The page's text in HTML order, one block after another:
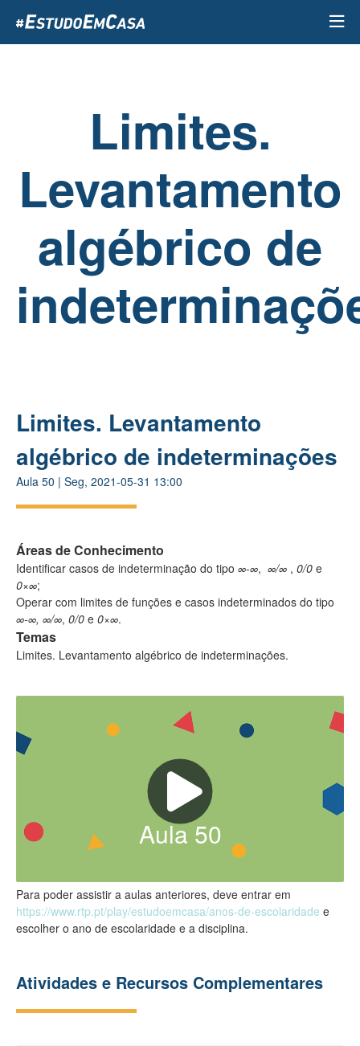
para
o
Limites.
Levantamento
algébrico de
Limites. Levantamento
algébrico de indeterminações
Aula 50 | Seg, 2021-05-31 13:00
Áreas de Conhecimento
Identificar casos de indeterminação do tipo ∞-∞, ∞/∞ , 0/0 e
0×∞;
Operar com limites de funções e casos indeterminados do tipo
∞-∞, ∞/∞, 0/0 e 0×∞.
Temas
Limites. Levantamento algébrico de indeterminações.
Aula50
Para poder assistir a aulas anteriores, deve entrar em
https://www.rtp.pt/play/estudoemcasa/anos-de-escolaridade e
escolher o ano de escolaridade e a disciplina.
Atividades e Recursos Complementares